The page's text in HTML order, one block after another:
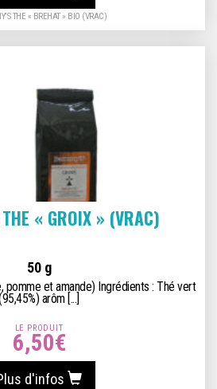
THE « BREHAT » BIO (VRAC)
THE « GROIX » (VRAC)
50 g
pomme et amande) Ingrédients : Thé vert
arôm [...]
LE PRODUIT
6,50€
d'infos